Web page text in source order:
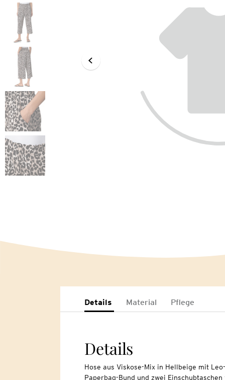
Details Material Pflege
Details
Hose aus Viskose-Mix in Hellbeige mit
Paperbag-Bund und zwei